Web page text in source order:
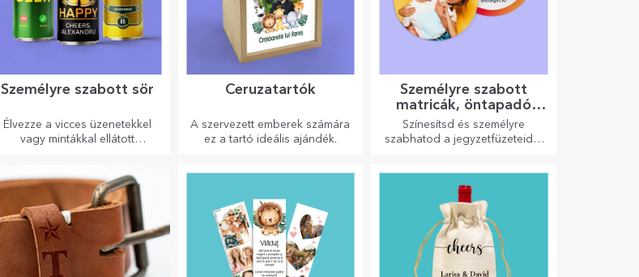
Személyre szabott sör
Élvezze a vicces üzenetekkel
vagy mintákkal ellátott
Ceruzatartók
A szervezett emberek számára
ez a tartó ideális ajándék.
Személyre szabott
matricák, öntapadó
címkék
Színesítsd és személyre
szabhatod a jegyzetfüzeteidet